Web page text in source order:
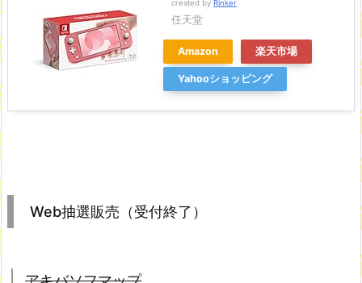
created by Rinker
任天堂
Amazon 楽天市場
Yahooショッピング
Web抽選販売（受付終了）